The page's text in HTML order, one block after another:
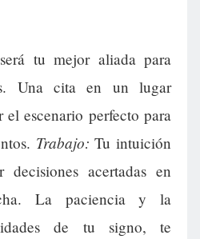
tu mejor aliada para
Una cita en un lugar
escenario perfecto para
Trabajo: Tu intuición
acertadas en
La paciencia y la
de tu signo, te